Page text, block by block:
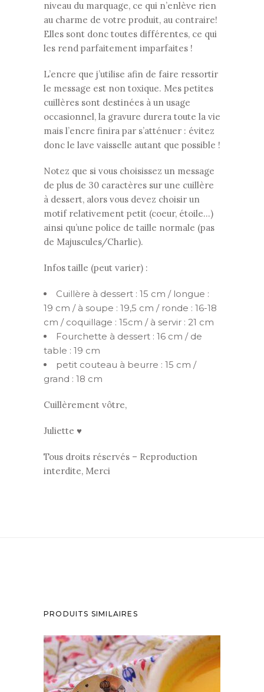
niveau du marquage, ce qui n’enlève rien
au charme de votre produit, au contraire!
Elles sont donc toutes différentes, ce qui
les rend parfaitement imparfaites !
L’encre que j’utilise afin de faire ressortir
le message est non toxique. Mes petites
cuillères sont destinées à un usage
occasionnel, la gravure durera toute la vie
mais l’encre finira par s’atténuer : évitez
donc le lave vaisselle autant que possible !
Notez que si vous choisissez un message
de plus de 30 caractères sur une cuillère
à dessert, alors vous devez choisir un
motif relativement petit (coeur, étoile…)
ainsi qu’une police de taille normale (pas
de Majuscules/Charlie).
Infos taille (peut varier) :
Cuillère à dessert : 15 cm / longue :
19 cm / à soupe : 19,5 cm / ronde : 16-18
cm / coquillage : 15cm / à servir : 21 cm
Fourchette à dessert : 16 cm / de
table : 19 cm
petit couteau à beurre : 15 cm /
grand : 18 cm
Cuillèrement vôtre,
Juliette ♥
Tous droits réservés – Reproduction
interdite, Merci
PRODUITS SIMILAIRES